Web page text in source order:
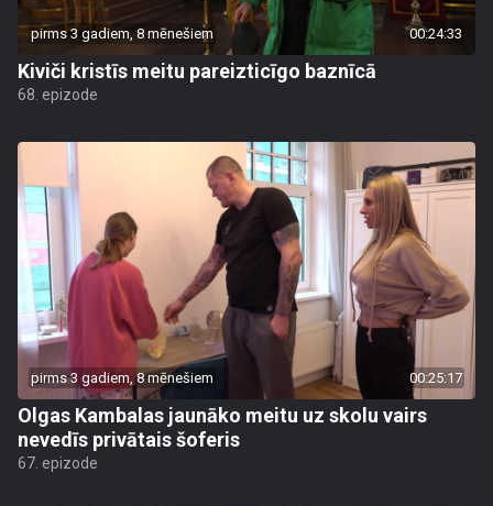
pirms 3 gadiem, 8 mēnešiem 00:24:33
Kiviči kristīs meitu pareizticīgo baznīcā
68. epizode
pirms 3 gadiem, 8 mēnešiem 00:25:17
Olgas Kambalas jaunāko meitu uz skolu vairs
nevedīs privātais šoferis
67. epizode